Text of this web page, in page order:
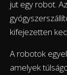
jut egy robot.
kifejezetten
A robotok
amelyek